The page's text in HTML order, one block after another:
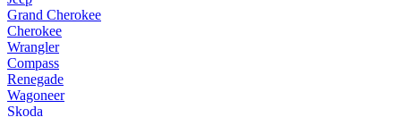
Grand Cherokee
Cherokee
Wrangler
Compass
Renegade
Wagoneer
Skoda